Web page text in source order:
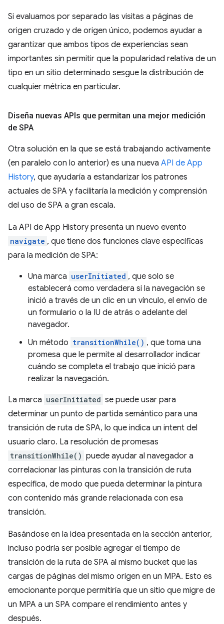
Si evaluamos por separado las visitas a páginas de
origen cruzado y de origen único, podemos ayudar a
garantizar que ambos tipos de experiencias sean
importantes sin permitir que la popularidad relativa de un
tipo en un sitio determinado sesgue la distribución de
cualquier métrica en particular.
Diseña nuevas APIs que permitan una mejor medición
de SPA
Otra solución en la que se está trabajando activamente
(en paralelo con lo anterior) es una nueva API de App
History, que ayudaría a estandarizar los patrones
actuales de SPA y facilitaría la medición y comprensión
del uso de SPA a gran escala.
La API de App History presenta un nuevo evento
navigate , que tiene dos funciones clave específicas
para la medición de SPA:
Una marca userInitiated , que solo se
establecerá como verdadera si la navegación se
inició a través de un clic en un vínculo, el envío de
un formulario o la IU de atrás o adelante del
navegador.
Un método transitionWhile() , que toma una
promesa que le permite al desarrollador indicar
cuándo se completa el trabajo que inició para
realizar la navegación.
La marca userInitiated se puede usar para
determinar un punto de partida semántico para una
transición de ruta de SPA, lo que indica un intent del
usuario claro. La resolución de promesas
transitionWhile() puede ayudar al navegador a
correlacionar las pinturas con la transición de ruta
específica, de modo que pueda determinar la pintura
con contenido más grande relacionada con esa
transición.
Basándose en la idea presentada en la sección anterior,
incluso podría ser posible agregar el tiempo de
transición de la ruta de SPA al mismo bucket que las
cargas de páginas del mismo origen en un MPA. Esto es
emocionante porque permitiría que un sitio que migre de
un MPA a un SPA compare el rendimiento antes y
después.